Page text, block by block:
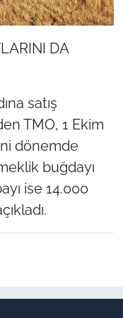
DA
satış
TMO, 1 Ekim
dönemde
buğdayı
ise 14.000